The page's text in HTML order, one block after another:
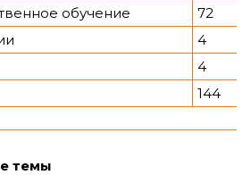
обучение
72
4
4
144
темы